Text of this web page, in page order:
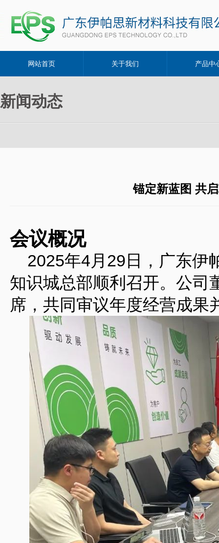
网站首页 关于我们 产品中
新闻动态
锚定新蓝图 共
会议概况‌
2025年4月29日，广东伊
知识城总部顺利召开。公司
席，共同审议年度经营成果